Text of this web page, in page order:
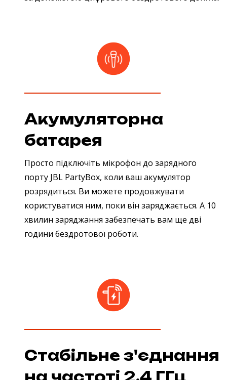
Акумуляторна
батарея
Просто підключіть мікрофон до зарядного
порту JBL PartyBox, коли ваш акумулятор
розрядиться. Ви можете продовжувати
користуватися ним, поки він заряджається. А 10
хвилин заряджання забезпечать вам ще дві
години бездротової роботи.
Стабільне з'єднання